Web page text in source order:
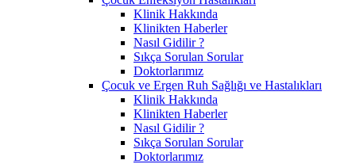
Klinik Hakkında
Klinikten Haberler
Nasıl Gidilir ?
Sıkça Sorulan Sorular
Doktorlarımız
Çocuk ve Ergen Ruh Sağlığı ve Hastalıkları
Klinik Hakkında
Klinikten Haberler
Nasıl Gidilir ?
Sıkça Sorulan Sorular
Doktorlarımız